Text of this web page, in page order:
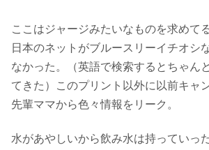
ここはジャージみたいなものを求めて
日本のネットがブルースリーイチオシ
なかった。（英語で検索するとちゃん
てきた）このプリント以外に以前キャ
先輩ママから色々情報をリーク。
水があやしいから飲み水は持っていっ